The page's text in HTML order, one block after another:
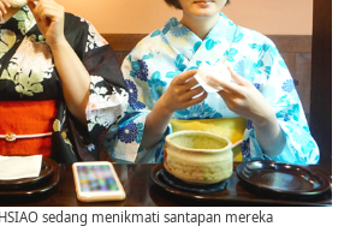
sedang menikmati santapan mereka